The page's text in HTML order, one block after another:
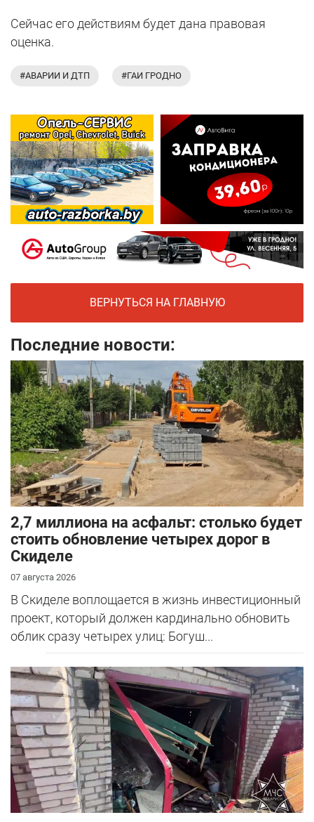
Сейчас его действиям будет дана правовая
оценка.
#АВАРИИ И ДТП #ГАИ ГРОДНО
ВЕРНУТЬСЯ НА ГЛАВНУЮ
Последние новости:
2,7 миллиона на асфальт: столько будет
стоить обновление четырех дорог в
Скиделе
07 августа 2026
В Скиделе воплощается в жизнь инвестиционный
проект, который должен кардинально обновить
облик сразу четырех улиц: Богуш...